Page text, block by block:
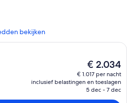
bekijken
De
huidige
prijs
is
€ 2.034
€ 2.034
€ 1.017 per nacht
inclusief belastingen en toeslagen
5 dec - 7 dec